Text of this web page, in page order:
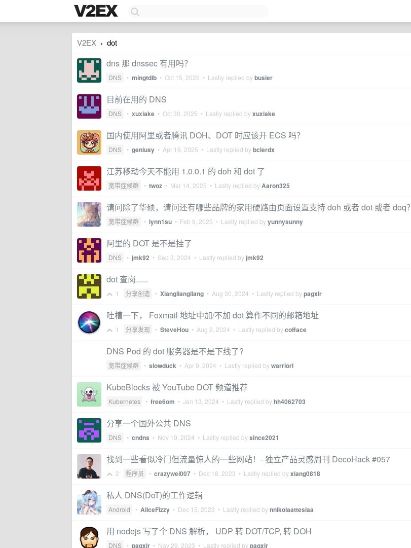
V2EX › dot
dns 那 dnssec 有用吗？
DNS • mingtdlb • Oct 15, 2025 • Lastly replied bybusier
目前在用的 DNS
DNS • xuxiake • Oct 30, 2025 • Lastly replied byxuxiake
国内使用阿里或者腾讯 DOH、DOT 时应该开 ECS 吗？
DNS • geniusy • Apr 16, 2025 • Lastly replied bybclerdx
江苏移动今天不能用 1.0.0.1 的 doh 和 dot 了
宽带症候群 • twoz • Mar 14, 2025 • Lastly replied byAaron325
请问除了华硕，请问还有哪些品牌的家用硬路由页面设置支持 doh 或者 dot 或者 doq？
宽带症候群 • lynn1su • Feb 9, 2025 • Lastly replied byyunnysunny
阿里的 DOT 是不是挂了
DNS • jmk92 • Sep 3, 2024 • Lastly replied by jmk92
dot 查岗......
1 分享创造 • Xiangliangliang • Aug 30, 2024 • Lastly replied bypagxir
吐槽一下， Foxmail 地址中加/不加 dot 算作不同的邮箱地址
1 分享发现 • SteveHou • Aug 2, 2024 • Lastly replied bycofface
DNS Pod 的 dot 服务器是不是下线了?
宽带症候群 • slowduck • Apr 9, 2024 • Lastly replied bywarriorl
KubeBlocks 被 YouTube DOT 频道推荐
Kubernetes • free6om • Jan 13, 2024 • Lastly replied byhh4062703
分享一个国外公共 DNS
DNS • cndns • Nov 19, 2024 • Lastly replied bysince2021
找到一些看似冷门但流量惊人的一些网站！- 独立产品灵感周刊 DecoHack #057
2 程序员 • crazywei007 • Dec 18, 2023 • Lastly replied byxiang0818
私人 DNS(DoT)的工作逻辑
Android • AliceFizzy • Dec 15, 2023 • Lastly replied bynnikolaatteslaa
用 nodejs 写了个 DNS 解析， UDP 转 DOT/TCP, 转 DOH
DNS • pagxir • Nov 29, 2023 • Lastly replied bypagxir